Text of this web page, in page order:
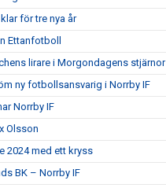
för tre nya år
Ettanfotboll
lirare i Morgondagens stjärnor
ny fotbollsansvarig i Norrby IF
Norrby IF
Olsson
2024 med ett kryss
BK – Norrby IF